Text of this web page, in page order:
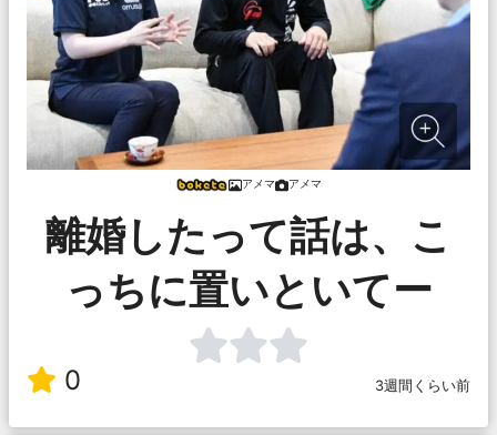
アメマ アメマ
離婚したって話は、こ
っちに置いといてー
0 3週間くらい前